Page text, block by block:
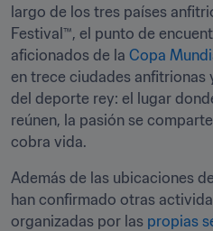
largo de los tres países
Festival™, el punto de
aficionados de la Copa
en trece ciudades anfitrionas
del deporte rey: el lugar
reúnen, la pasión se
cobra vida.
Además de las ubicaciones
han confirmado otras
organizadas por las propias